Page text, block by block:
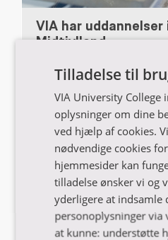
VIA har uddannelser
Midtjylland
Se
Tilladelse til
VIA University College
oplysninger om dine
ved hjælp af cookies.
nødvendige cookies
hjemmesider kan
tilladelse ønsker vi og
yderligere at indsamle
personoplysninger via
at kunne: understøtte